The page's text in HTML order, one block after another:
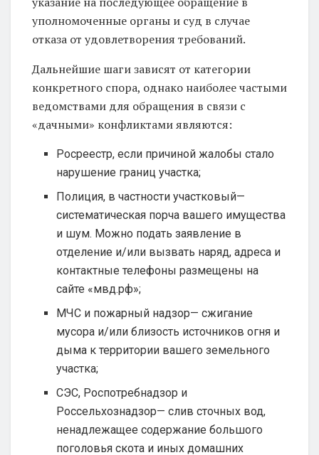
уполномоченные органы и суд в случае
отказа от удовлетворения требований.
Дальнейшие шаги зависят от категории
конкретного спора, однако наиболее частыми
ведомствами для обращения в связи с
«дачными» конфликтами являются:
Росреестр, если причиной жалобы стало
нарушение границ участка;
Полиция, в частности участковый—
систематическая порча вашего имущества
и шум. Можно подать заявление в
отделение и/или вызвать наряд, адреса и
контактные телефоны размещены на
сайте «мвд.рф»;
МЧС и пожарный надзор— сжигание
мусора и/или близость источников огня и
дыма к территории вашего земельного
участка;
СЭС, Роспотребнадзор и
Россельхознадзор— слив сточных вод,
ненадлежащее содержание большого
поголовья скота и иных домашних